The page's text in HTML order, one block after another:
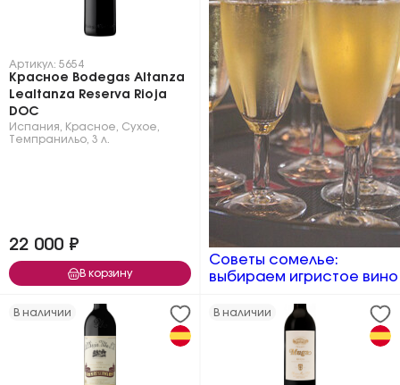
Артикул: 5654
Красное Bodegas Altanza
Lealtanza Reserva Rioja
DOC
Испания Красное Сухое
Темпранильо 3 л.
22 000 ₽
В корзину
Советы сомелье:
выбираем игристое вино
В наличии В наличии